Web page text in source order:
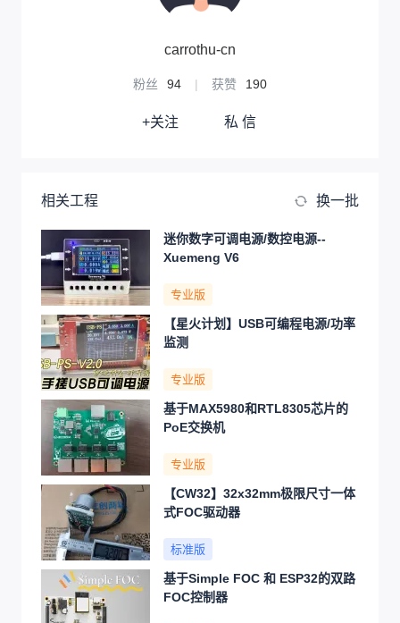
carrothu-cn
粉丝 94 | 获赞 190
+关注 私 信
相关工程 换一批
迷你数字可调电源/数控电源--
Xuemeng V6
专业版
【星火计划】USB可编程电源/功率
监测
专业版
基于MAX5980和RTL8305芯片的
PoE交换机
专业版
【CW32】32x32mm极限尺寸一体
式FOC驱动器
标准版
基于Simple FOC 和 ESP32的双路
FOC控制器